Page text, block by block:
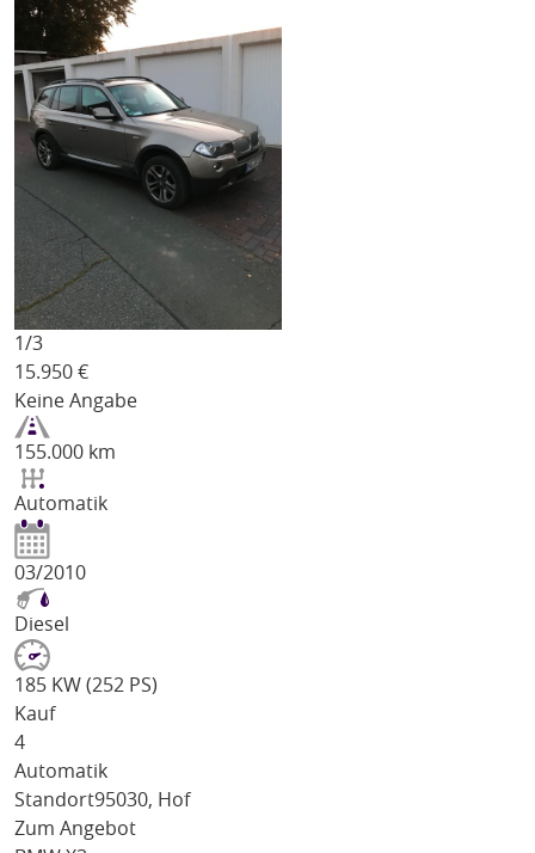
1/3
15.950 €
Keine Angabe
155.000 km
Automatik
03/2010
Diesel
185 KW (252 PS)
Kauf
4
Automatik
Standort95030, Hof
Zum Angebot